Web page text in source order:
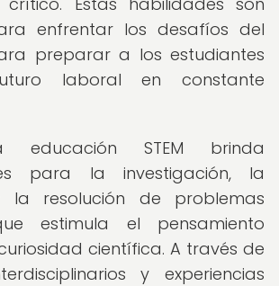
enfrentar los desafíos del
preparar a los estudiantes
laboral en constante
educación STEM brinda
para la investigación, la
la resolución de problemas
estimula el pensamiento
científica. A través de
y experiencias